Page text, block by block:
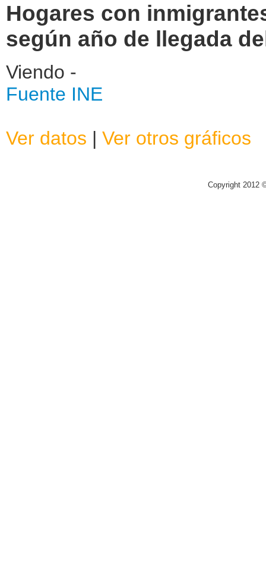
Hogares con
según año de llegada
Viendo -
Fuente INE
Ver datos | Ver otros gráficos
Copyright 2012